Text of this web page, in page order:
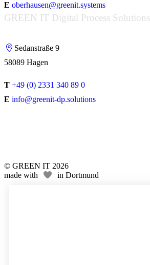
E oberhausen@greenit.systems
GREEN IT Digital Process Solutions
Sedanstraße 9
58089 Hagen
T +49 (0) 2331 340 89 0
E info@greenit-dp.solutions
© GREEN IT 2026
made with
in Dortmund